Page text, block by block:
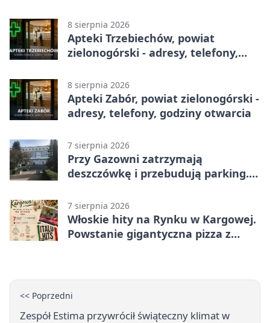
8 sierpnia 2026
Apteki Trzebiechów, powiat
zielonogórski - adresy, telefony,
8 sierpnia 2026
Apteki Zabór, powiat zielonogórski -
adresy, telefony, godziny otwarcia
7 sierpnia 2026
Przy Gazowni zatrzymają
deszczówkę i przebudują parking.
7 sierpnia 2026
Włoskie hity na Rynku w Kargowej.
Powstanie gigantyczna pizza z
<< Poprzedni
Zespół Estima przywrócił świąteczny klimat w